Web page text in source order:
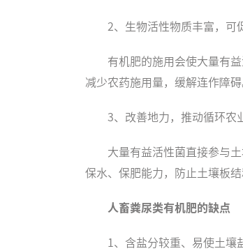
2、生物活性物质丰富，可
有机肥的施用会使大量有
减少农药施用量，缓解连作障碍
3、改善地力，推动循环农
大量有益活性菌直接参与
保水、保肥能力，防止土壤板
人畜粪尿类有机肥的缺点
1、含盐分较重、易使土壤